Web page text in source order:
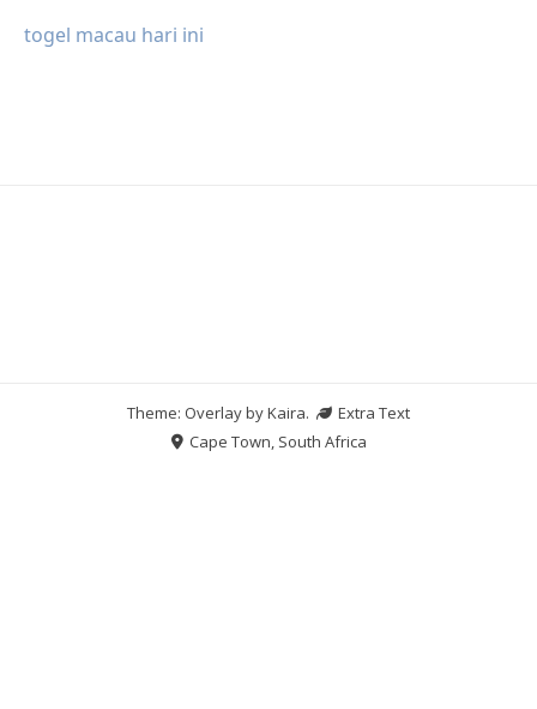
togel macau hari ini
Theme: Overlay byKaira.
Extra Text
Cape Town, South Africa